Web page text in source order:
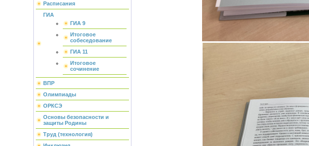
Расписания
ГИА
ГИА 9
Итоговое
собеседование
ГИА 11
Итоговое
сочинение
ВПР
Олимпиады
ОРКСЭ
Основы безопасности и
защиты Родины
Труд (технология)